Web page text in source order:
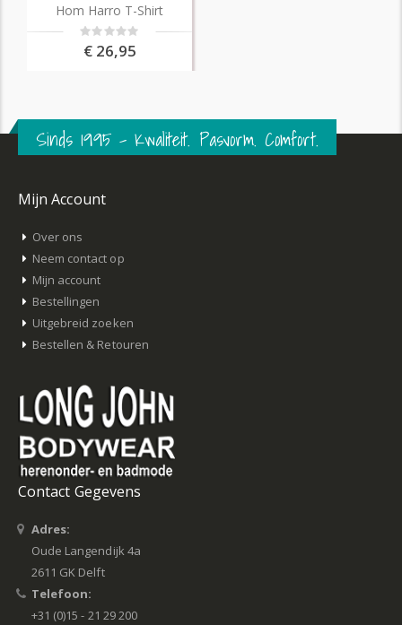
Hom Harro T-Shirt
Rating:
0%
€ 26,95
Sinds 1995 – Kwaliteit. Pasvorm. Comfort.
Mijn Account
Over ons
Neem contact op
Mijn account
Bestellingen
Uitgebreid zoeken
Bestellen & Retouren
Contact Gegevens
Adres:
Oude Langendijk 4a
2611 GK Delft
Telefoon:
+31 (0)15 - 21 29 200